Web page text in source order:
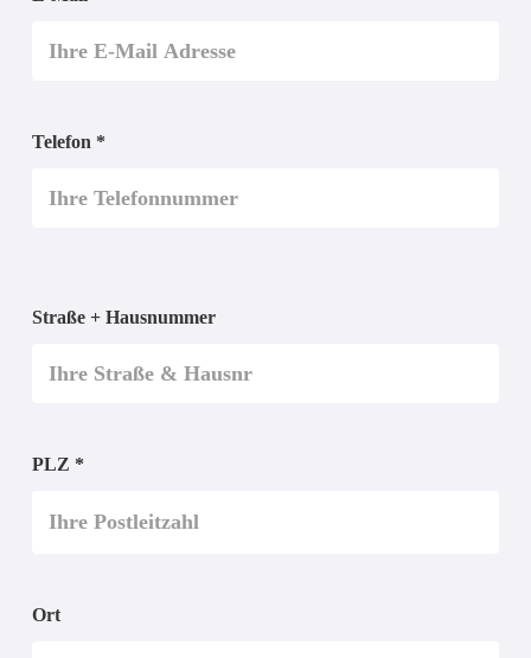
Telefon *
Straße + Hausnummer
PLZ *
Ort